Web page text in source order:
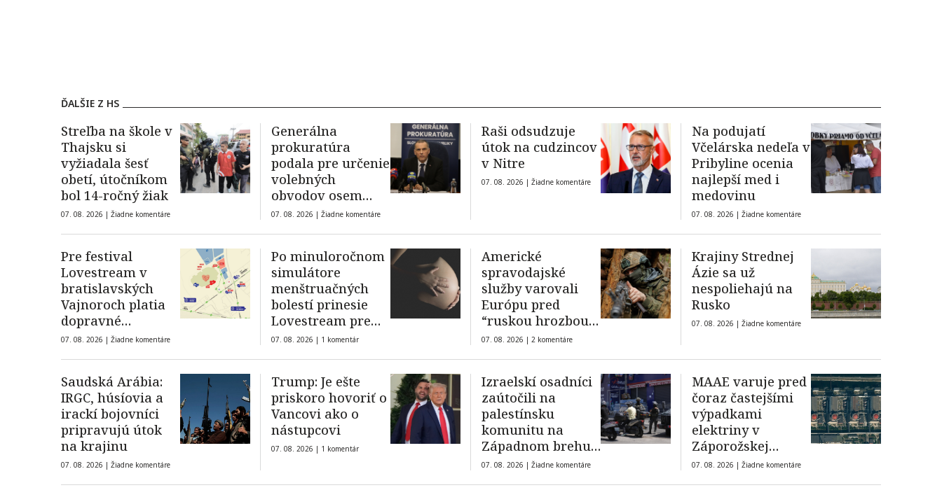
ĎALŠIE Z HS
Streľba na škole v
Thajsku si
vyžiadala šesť
obetí, útočníkom
bol 14-ročný žiak
07. 08. 2026 | Žiadne komentáre
Generálna
prokuratúra
podala pre určenie
volebných
obvodov osem
protestov
07. 08. 2026 | Žiadne komentáre
Raši odsudzuje
útok na cudzincov
v Nitre
07. 08. 2026 | Žiadne komentáre
Na podujatí
Včelárska nedeľa v
Pribyline ocenia
najlepší med i
medovinu
07. 08. 2026 | Žiadne komentáre
Pre festival
Lovestream v
bratislavských
Vajnoroch platia
dopravné
obmedzenia
07. 08. 2026 | Žiadne komentáre
Po minuloročnom
simulátore
menštruačných
bolestí prinesie
Lovestream pre
mužov ďalšiu
aktivity s
tehotenským
bruchom
07. 08. 2026 | 1 komentár
Americké
spravodajské
služby varovali
Európu pred
“ruskou hrozbou”
do roku 2029
07. 08. 2026 | 2 komentáre
Krajiny Strednej
Ázie sa už
nespoliehajú na
Rusko
07. 08. 2026 | Žiadne komentáre
Saudská Arábia:
IRGC, húsíovia a
irackí bojovníci
pripravujú útok
na krajinu
07. 08. 2026 | Žiadne komentáre
Trump: Je ešte
priskoro hovoriť o
Vancovi ako o
nástupcovi
07. 08. 2026 | 1 komentár
Izraelskí osadníci
zaútočili na
palestínsku
komunitu na
Západnom brehu,
podpálili domy
07. 08. 2026 | Žiadne komentáre
MAAE varuje pred
čoraz častejšími
výpadkami
elektriny v
Záporožskej
jadrovej
07. 08. 2026 | Žiadne komentáre